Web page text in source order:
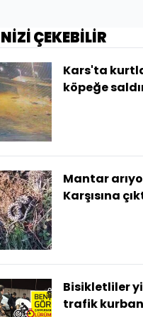
ÇEKEBİLİR
Kars'ta
köpeğe
Mantar
Karşısına
Bisikletliler
trafik